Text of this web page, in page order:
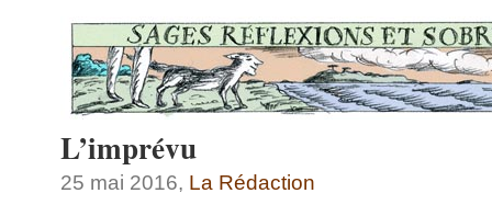
L’imprévu
25 mai 2016, La Rédaction